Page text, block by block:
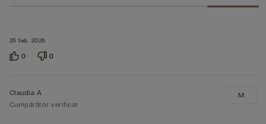
25 feb. 2026
0 0
Claudia A
Cumpărător verificat
M